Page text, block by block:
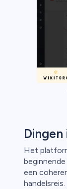
Dingen
Het
een